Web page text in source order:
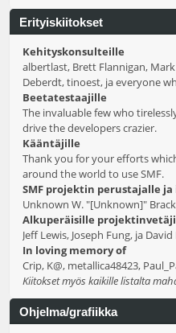
Erityiskiitokset
Kehityskonsulteille
albertlast, Brett Flannigan,
Deberdt, tinoest, ja everyone
Beetatestaajille
The invaluable few who
drive the developers crazier.
Kääntäjille
Thank you for your efforts
around the world to use SMF.
SMF projektin perustajalle ja
Unknown W. "[Unknown]"
Alkuperäisille
Jeff Lewis, Joseph Fung, ja
In loving memory of
Crip, K@, metallica48423,
Kiitokset myös kaikille listalta
Ohjelma/grafiikka